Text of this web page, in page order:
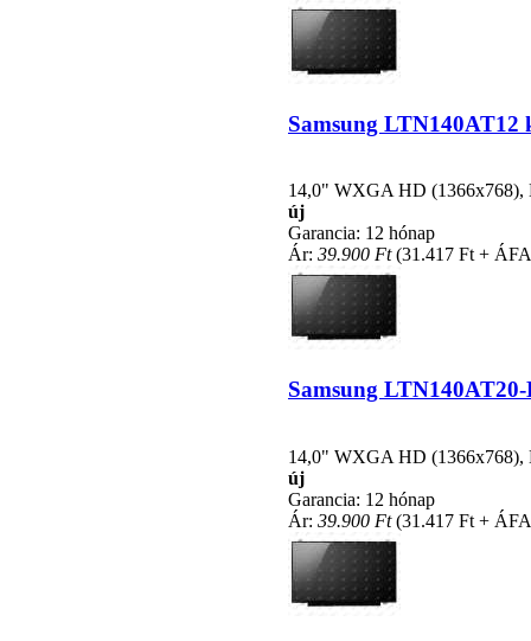
Samsung LTN140AT12
14,0" WXGA HD (1366x768),
új
Garancia: 12 hónap
Ár: 39.900 Ft(31.417 Ft +
Samsung
14,0" WXGA HD (1366x768),
új
Garancia: 12 hónap
Ár: 39.900 Ft(31.417 Ft +